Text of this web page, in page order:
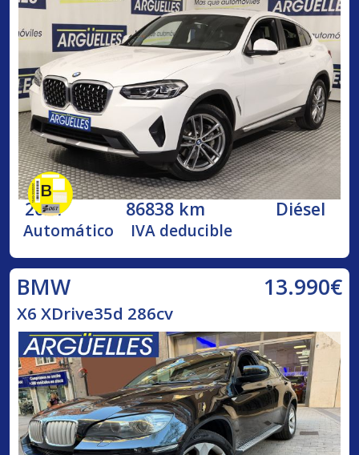
2021 86838 km Diésel
Automático IVA deducible
BMW 13.990€
X6 XDrive35d 286cv